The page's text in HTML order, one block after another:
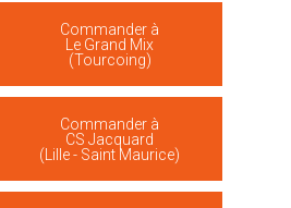
Commander à
Le Grand Mix
(Tourcoing)
Commander à
CS Jacquard
(Lille - Saint Maurice)